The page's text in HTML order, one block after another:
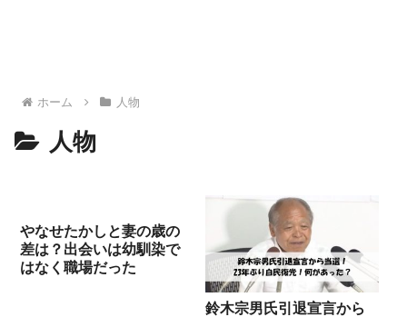
ホーム 人物
人物
やなせたかしと妻の歳の
差は？出会いは幼馴染で
はなく職場だった
鈴木宗男氏引退宣言から